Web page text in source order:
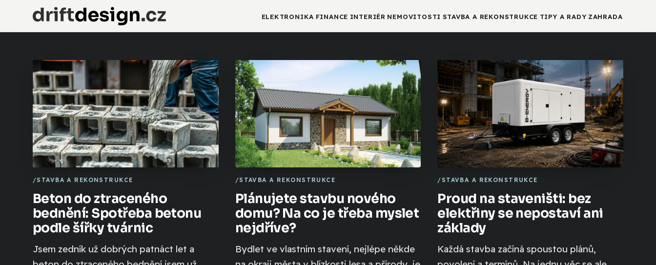
ELEKTRONIKA FINANCE INTERIÉR NEMOVITOSTI STAVBA A REKONSTRUKCE TIPY A RADY ZAHRADA
Beton do ztraceného
bednění: Spotřeba betonu
podle šířky tvárnic
Jsem zedník už dobrých patnáct let a
STAVBA A REKONSTRUKCE
Plánujete stavbu nového
domu? Na co je třeba myslet
nejdříve?
Bydlet ve vlastním stavení, nejlépe někde
STAVBA A REKONSTRUKCE
Proud na staveništi: bez
elektřiny se nepostaví ani
základy
Každá stavba začíná spoustou plánů,
STAVBA A REKONSTRUKCE